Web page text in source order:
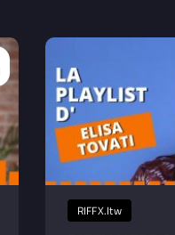
RIFFX.Itw